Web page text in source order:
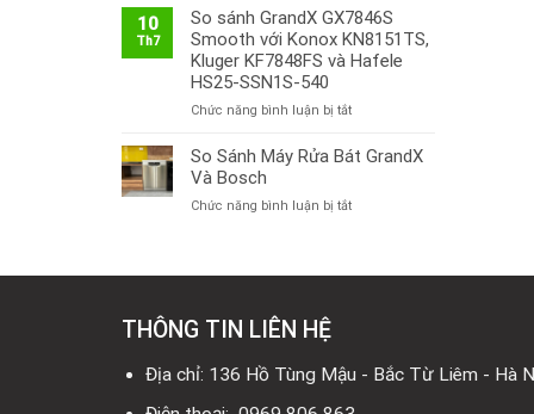
Trường
Bếp
Từ
2026:
Nghệ
Hướng
Hiệu
10
Th7
So sánh GrandX GX7846S
Smooth với Konox KN8151TS,
Kluger KF7848FS và Hafele
HS25-SSN1S-540
Chức năng bình luận bị tắtở
sánh
Smooth
HS25-
So Sánh Máy Rửa Bát GrandX
Và Bosch
Chức năng bình luận bị tắtở
Bosch
THÔNG TIN LIÊN HỆ
Địa chỉ: 136 Hồ Tùng Mậu - Bắc Từ Liêm - Hà